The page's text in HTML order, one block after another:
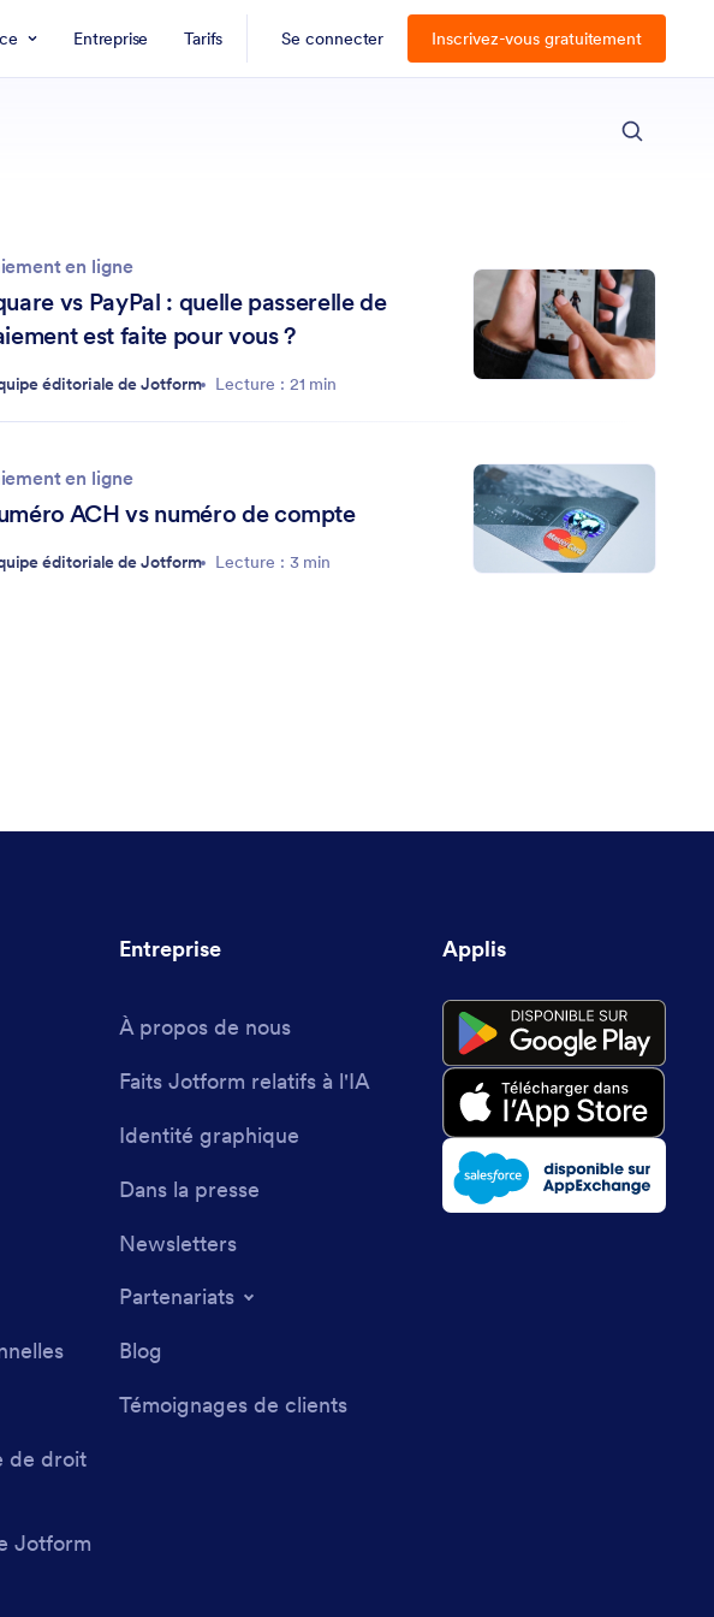
Entreprise Tarifs Se connecter Inscrivez-vous gratuitement
en ligne
vs PayPal : quelle passerelle de
est faite pour vous ?
éditoriale de Jotform Lecture : 21 min
en ligne
ACH vs numéro de compte
éditoriale de Jotform Lecture : 3 min
ECH
de droit
Jotform
Entreprise
À propos de nous
Faits Jotform relatifs à l'IA
Identité graphique
Dans la presse
Newsletters
Partenariats
Blog
Témoignages de clients
Applis